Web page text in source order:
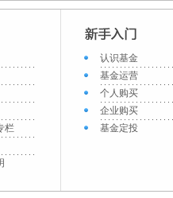
栏
认识基金
基金运营
个人购买
企业购买
基金定投